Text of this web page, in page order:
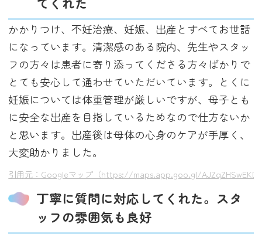
かかりつけ、不妊治療、妊娠、出産とすべてお世話
になっています。清潔感のある院内、先生やスタッ
フの方々は患者に寄り添ってくださる方々ばかりで
とても安心して通わせていただいています。とくに
妊娠については体重管理が厳しいですが、母子とも
に安全な出産を目指しているためなので仕方ないか
と思います。出産後は母体の心身のケアが手厚く、
大変助かりました。
引用元：Googleマップ（https://maps.app.goo.gl/
丁寧に質問に対応してくれた。スタ
ッフの雰囲気も良好